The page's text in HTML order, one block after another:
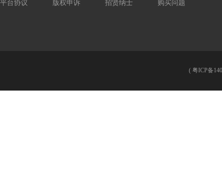
平台协议
版权申诉
招贤纳士
购买问题
( 粤ICP备